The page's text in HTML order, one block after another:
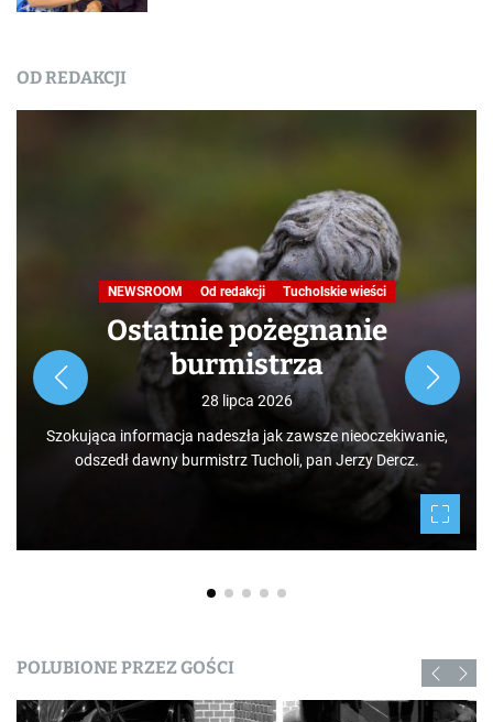
OD REDAKCJI
NEWSROOM Od redakcji Tucholskie wieści
Ostatnie pożegnanie
burmistrza
28 lipca 2026
Szokująca informacja nadeszła jak zawsze nieoczekiwanie,
odszedł dawny burmistrz Tucholi, pan Jerzy Dercz.
POLUBIONE PRZEZ GOŚCI